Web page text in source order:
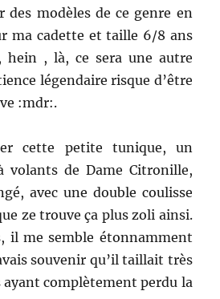
des modèles de ce genre en
ma cadette et taille 6/8 ans
hein , là, ce sera une autre
légendaire risque d’être
:mdr:.
cette petite tunique, un
volants de Dame Citronille,
avec une double coulisse
ze trouve ça plus zoli ainsi.
il me semble étonnamment
souvenir qu’il taillait très
complètement perdu la